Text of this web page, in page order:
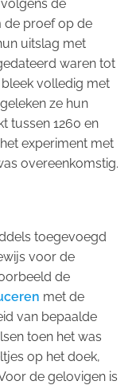
de
de proef op de
uitslag met
waren tot
volledig met
ze hun
tussen 1260 en
experiment met
overeenkomstig.
toegevoegd
voor de
de
met de
van bepaalde
toen het was
op het doek,
de gelovigen is